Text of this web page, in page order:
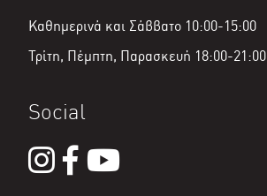
Καθημερινά και Σάββατο 10:00-15:00
Τρίτη, Πέμπτη, Παρασκευή 18:00-21:00
Social